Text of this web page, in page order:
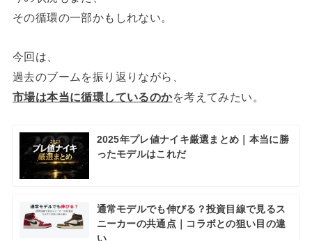
その循環の一部かもしれない。
今回は、
過去のブームを振り返りながら、
市場は本当に循環しているのかを考えてみたい。
2025年プレ値ナイキ厳選まとめ｜本当に勝
ったモデルはこれだ
通常モデルでも伸びる？投資目線で見るス
ニーカーの共通点｜コラボとの狙い目の違
い